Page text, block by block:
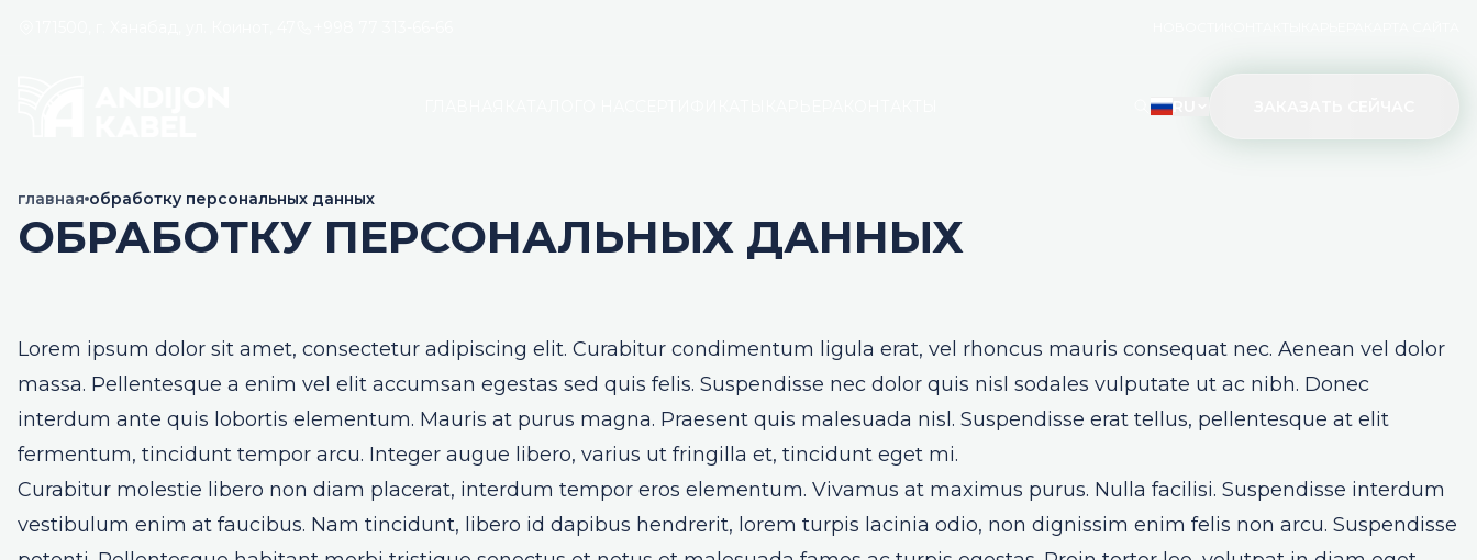
главная обработку персональных данных
ОБРАБОТКУ ПЕРСОНАЛЬНЫХ ДАННЫХ
Lorem ipsum dolor sit amet, consectetur adipiscing elit. Curabitur condimentum ligula erat, vel rhoncus mauris consequat nec. Aenean vel dolor
massa. Pellentesque a enim vel elit accumsan egestas sed quis felis. Suspendisse nec dolor quis nisl sodales vulputate ut ac nibh. Donec
interdum ante quis lobortis elementum. Mauris at purus magna. Praesent quis malesuada nisl. Suspendisse erat tellus, pellentesque at elit
fermentum, tincidunt tempor arcu. Integer augue libero, varius ut fringilla et, tincidunt eget mi.
Curabitur molestie libero non diam placerat, interdum tempor eros elementum. Vivamus at maximus purus. Nulla facilisi. Suspendisse interdum
vestibulum enim at faucibus. Nam tincidunt, libero id dapibus hendrerit, lorem turpis lacinia odio, non dignissim enim felis non arcu. Suspendisse